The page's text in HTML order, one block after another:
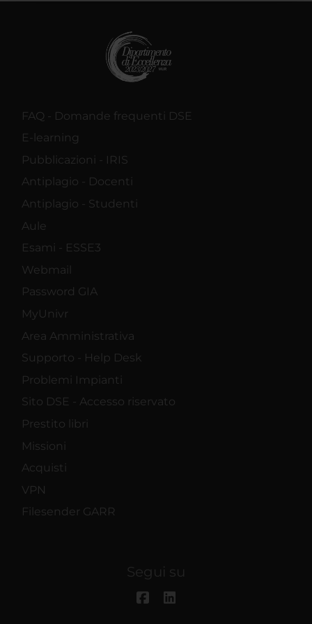
raccolto dal tuo utilizzo dei loro servizi.
FAQ - Domande frequenti DSE
E-learning
Pubblicazioni - IRIS
Antiplagio - Docenti
Antiplagio - Studenti
Aule
Esami - ESSE3
Webmail
Password GIA
MyUnivr
Area Amministrativa
Supporto - Help Desk
Problemi Impianti
Sito DSE - Accesso riservato
Prestito libri
Missioni
Acquisti
VPN
Filesender GARR
Segui su